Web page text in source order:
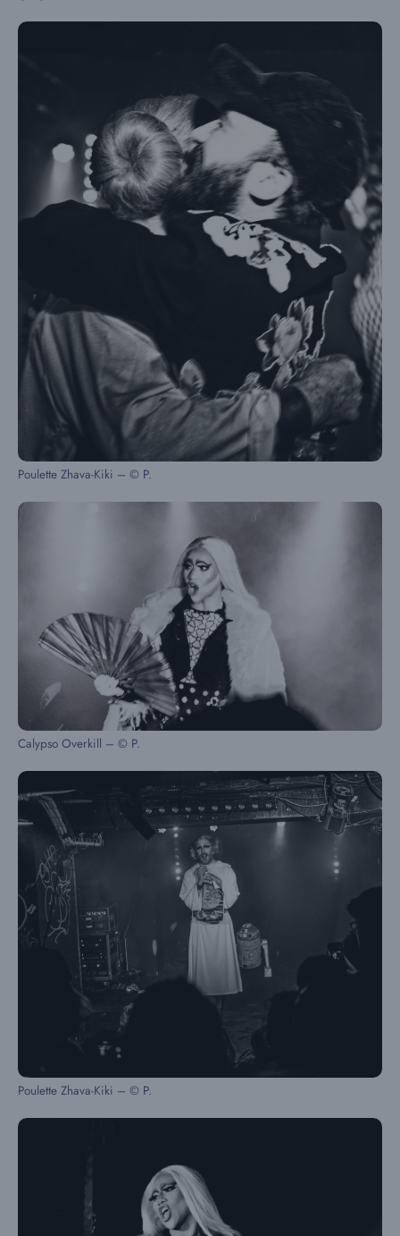
Poulette Zhava-Kiki – © P.
Calypso Overkill – © P.
Poulette Zhava-Kiki – © P.